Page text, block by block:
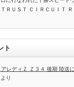
ＲＵＳＴ ＣＩＲＣＵＩＴ Ｒ
ト
アレディＺ Ｚ３４ 後期 陸送
より